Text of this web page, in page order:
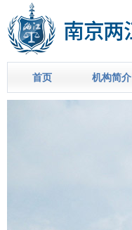
首页 机构简介